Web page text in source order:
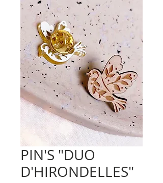
PIN'S "DUO
D'HIRONDELLES"